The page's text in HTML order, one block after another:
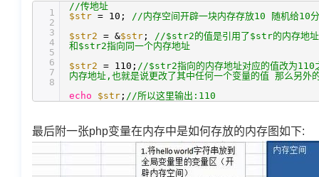
1
2
3
4
5
6
7
8
//传地址
$str = 10; //内存空间开辟一块内存存放10 随机给10
$str2 = &$str ; //$str2的值是引用了$str的内存地
和$str2指向同一个内存地址
$str2 = 110; //$str2指向的内存地址对应的值改为
内存地址,也就是说更改了其中任何一个变量的值 那么另外
echo
$str ; //所以这里输出:110
最后附一张php变量在内存中是如何存放的内存图如下: